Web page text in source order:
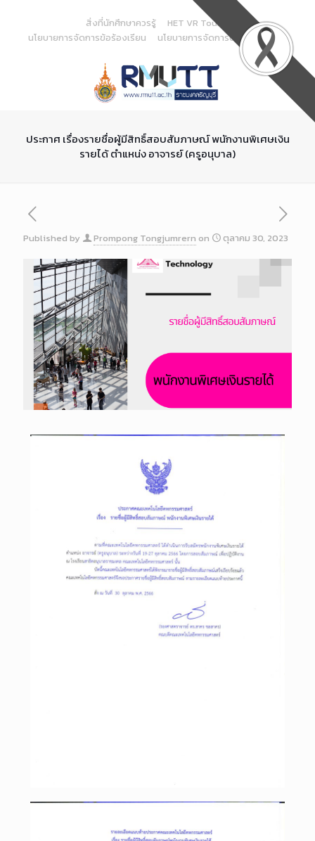
Content
สิ่งที่นักศึกษาควรรู้
HET VR Tour
นโยบายการจัดการข้อร้องเรียน
นโยบายการจัดการด้านสารสนเทศ
ประกาศ เรื่องรายชื่อผู้มีสิทธิ์สอบสัมภาษณ์ พนักงานพิเศษเงิน
รายได้ ตำแหน่ง อาจารย์ (ครูอนุบาล)
Published by Prompong Tongjumrern on ตุลาคม 30, 2023